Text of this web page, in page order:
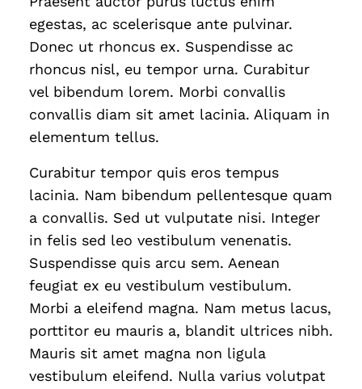
egestas, ac scelerisque ante pulvinar.
Donec ut rhoncus ex. Suspendisse ac
rhoncus nisl, eu tempor urna. Curabitur
vel bibendum lorem. Morbi convallis
convallis diam sit amet lacinia. Aliquam in
elementum tellus.
Curabitur tempor quis eros tempus
lacinia. Nam bibendum pellentesque quam
a convallis. Sed ut vulputate nisi. Integer
in felis sed leo vestibulum venenatis.
Suspendisse quis arcu sem. Aenean
feugiat ex eu vestibulum vestibulum.
Morbi a eleifend magna. Nam metus lacus,
porttitor eu mauris a, blandit ultrices nibh.
Mauris sit amet magna non ligula
vestibulum eleifend. Nulla varius volutpat